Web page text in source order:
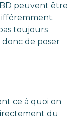
peuvent être
toujours
donc de poser
ce à quoi on
du